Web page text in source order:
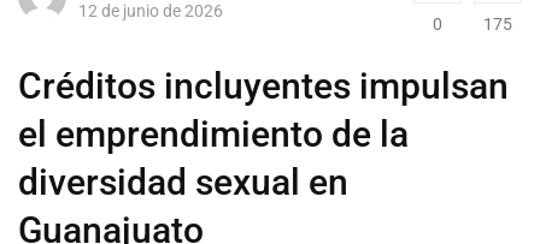
12 de junio de 2026
0 175
Créditos incluyentes impulsan
el emprendimiento de la
diversidad sexual en
Guanajuato